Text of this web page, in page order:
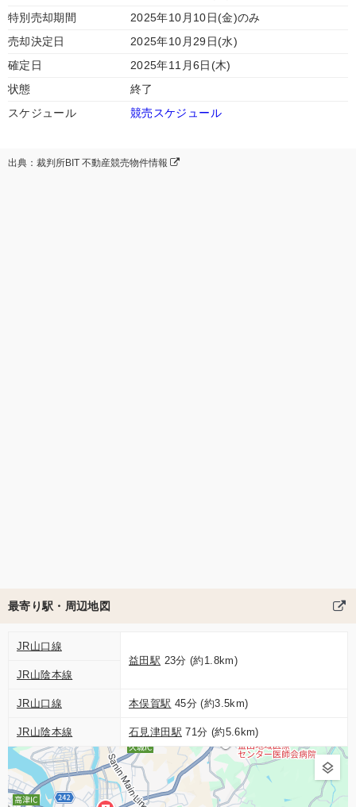
特別売却期間
2025年10月10日(金)のみ
売却決定日
2025年10月29日(水)
確定日
2025年11月6日(木)
状態
終了
スケジュール
競売スケジュール
出典：裁判所BIT 不動産競売物件情報
最寄り駅・周辺地図
JR山口線
益田駅 23分 (約1.8km)
JR山陰本線
JR山口線 本俣賀駅 45分 (約3.5km)
JR山陰本線 石見津田駅 71分 (約5.6km)